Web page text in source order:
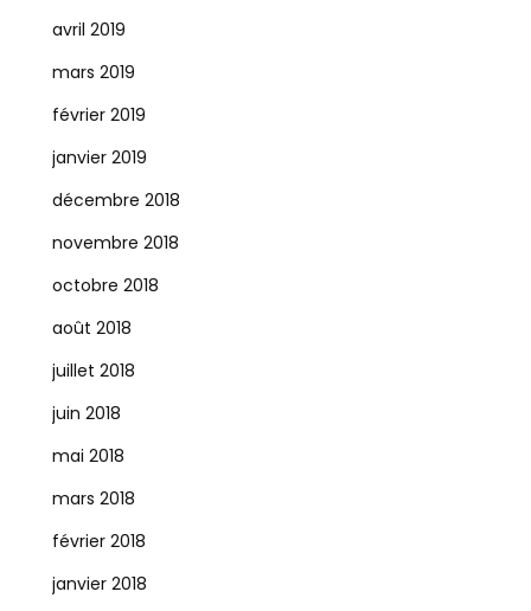
avril 2019
mars 2019
février 2019
janvier 2019
décembre 2018
novembre 2018
octobre 2018
août 2018
juillet 2018
juin 2018
mai 2018
mars 2018
février 2018
janvier 2018